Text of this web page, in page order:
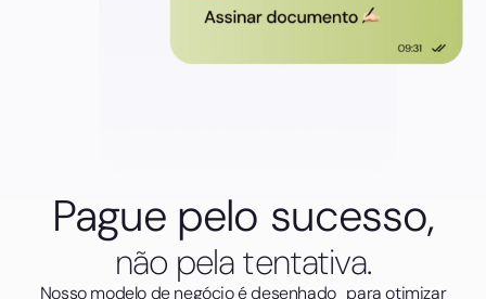
Pague pelo sucesso,
não pela tentativa.
Nosso modelo de negócio é desenhado para otimizar